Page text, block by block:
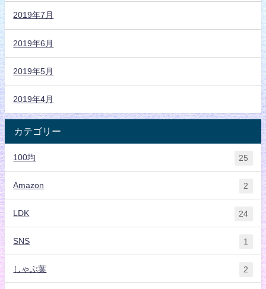
2019年7月
2019年6月
2019年5月
2019年4月
カテゴリー
100均 25
Amazon 2
LDK 24
SNS 1
しゃぶ葉 2